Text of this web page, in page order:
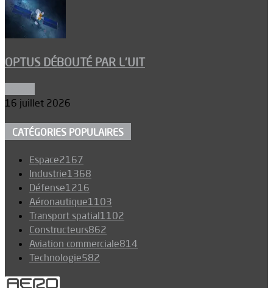
OPTUS DÉBOUTÉ PAR L’UIT
16 juillet 2026
CATÉGORIES POPULAIRES
Espace2167
Industrie1368
Défense1216
Aéronautique1103
Transport spatial1102
Constructeurs862
Aviation commerciale814
Technologie582